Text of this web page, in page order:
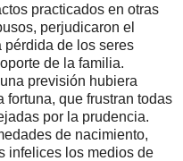
practicados en otras
perjudicaron el
pérdida de los seres
de la familia.
previsión hubiera
fortuna, que frustran todas
por la prudencia.
de nacimiento,
infelices los medios de